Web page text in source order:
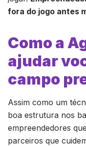
fora do jogo antes
Como a
ajudar
campo
Assim como um
boa estrutura nos
empreendedores
parceiros que